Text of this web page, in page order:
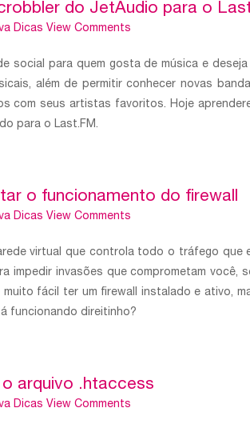
do JetAudio para o
Dicas View Comments
social para quem gosta de música e
além de permitir conhecer novas
com seus artistas favoritos. Hoje
para o Last.FM.
o funcionamento do firewall
Dicas View Comments
virtual que controla todo o tráfego que
impedir invasões que comprometam você,
muito fácil ter um firewall instalado e ativo,
funcionando direitinho?
arquivo .htaccess
Dicas View Comments